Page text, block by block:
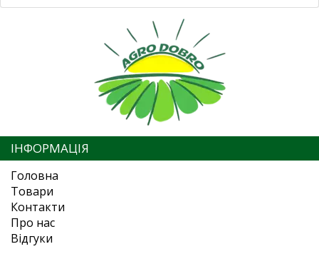
ІНФОРМАЦІЯ
Головна
Товари
Контакти
Про нас
Відгуки